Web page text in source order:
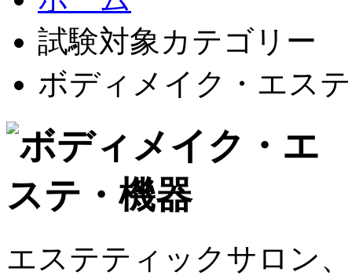
試験対象カテゴリー
ボディメイク・エス
エステティックサロン